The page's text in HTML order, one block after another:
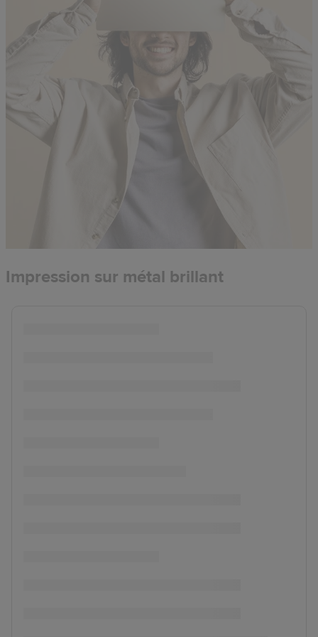
Impression sur métal brillant